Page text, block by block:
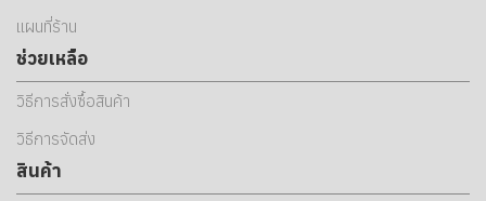
แผนที่ร้าน
ช่วยเหลือ
วิธีการสั่งซื้อสินค้า
วิธีการจัดส่ง
สินค้า